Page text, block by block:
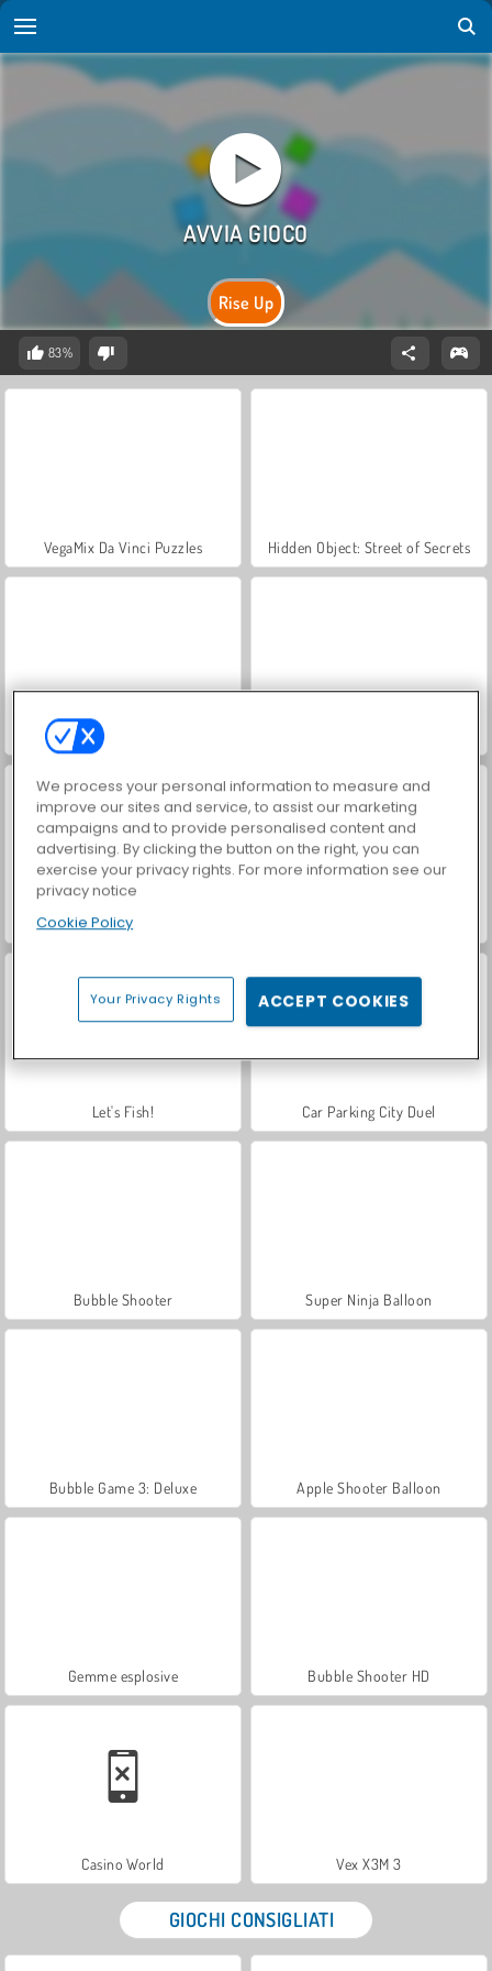
Rise Up
83%
VegaMix Da Vinci Puzzles Hidden Object: Street of Secrets
ASMR Makeover & Makeup Studio
Farm Merge Valley
Let's Fish! Car Parking City Duel
Bubble Shooter Super Ninja Balloon
Bubble Game 3: Deluxe Apple Shooter Balloon
Gemme esplosive Bubble Shooter HD
Casino World Vex X3M 3
GIOCHI CONSIGLIATI
We process your personal information to measure and
improve our sites and service, to assist our marketing
campaigns and to provide personalised content and
advertising. By clicking the button on the right, you can
exercise your privacy rights. For more information see our
privacy notice
Cookie Policy
Your Privacy Rights ACCEPT COOKIES